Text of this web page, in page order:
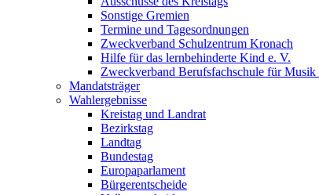
Sonstige Gremien
Termine und Tagesordnungen
Zweckverband Schulzentrum Kronach
Hilfe für das lernbehinderte Kind e. V.
Zweckverband Berufsfachschule für
Mandatsträger
Wahlergebnisse
Kreistag und Landrat
Bezirkstag
Landtag
Bundestag
Europaparlament
Bürgerentscheide